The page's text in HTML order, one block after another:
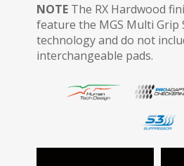
NOTEThe RX Hardwood
feature the MGS Multi Grip
technology and do not
interchangeable pads.